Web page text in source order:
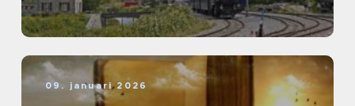
09. januari 2026